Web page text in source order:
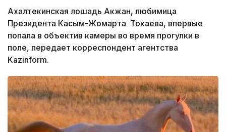
Ахалтекинская лошадь Акжан, любимица
Президента Касым-Жомарта Токаева, впервые
попала в объектив камеры во время прогулки в
поле, передает корреспондент агентства
Kazinform.